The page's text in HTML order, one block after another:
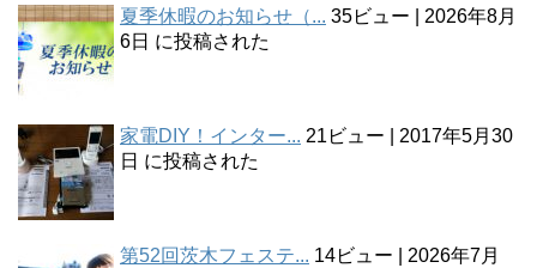
夏季休暇のお知らせ（... 35ビュー
2026年8月
6日 に投稿された
家電DIY！インター... 21ビュー
2017年5月30
日 に投稿された
第52回茨木フェステ... 14ビュー
2026年7月